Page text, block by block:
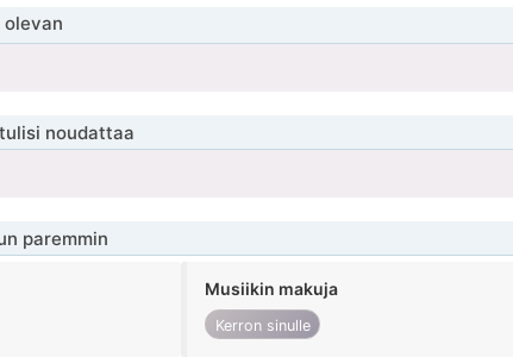
olevan
noudattaa
paremmin
Musiikin makuja
Kerron sinulle